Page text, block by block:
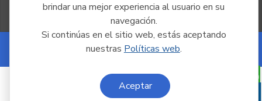
brindar una mejor experiencia al usuario en su
navegación.
Si continúas en el sitio web, estás aceptando
nuestras Políticas web.
Aceptar
Powered by Nexura